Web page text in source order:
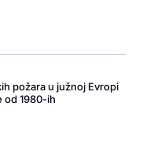
požara u južnoj Evropi
od 1980-ih